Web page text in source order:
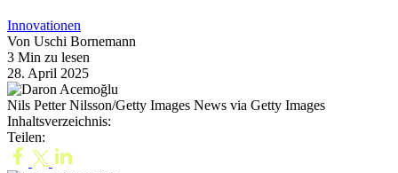
Innovationen
Von Uschi Bornemann
3 Min zu lesen
28. April 2025
Nils Petter Nilsson/Getty Images News via Getty Images
Inhaltsverzeichnis:
Teilen: